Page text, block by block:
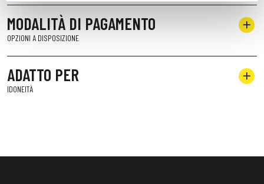
MODALITÀ DI PAGAMENTO
OPZIONI A DISPOSIZIONE
ADATTO PER
IDONEITÀ